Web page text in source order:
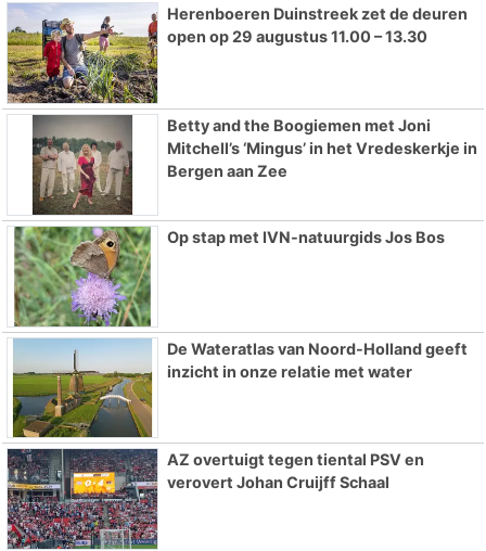
Herenboeren Duinstreek zet de deuren
open op 29 augustus 11.00 – 13.30
Betty and the Boogiemen met Joni
Mitchell’s ‘Mingus’ in het Vredeskerkje in
Bergen aan Zee
Op stap met IVN-natuurgids Jos Bos
De Wateratlas van Noord-Holland geeft
inzicht in onze relatie met water
AZ overtuigt tegen tiental PSV en
verovert Johan Cruijff Schaal